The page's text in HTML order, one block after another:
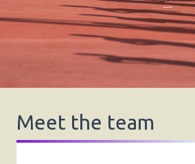
Meet the team